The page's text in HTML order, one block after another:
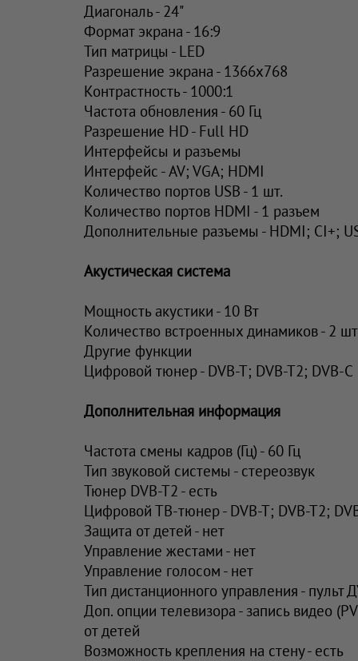
Диагональ - 24"
Формат экрана - 16:9
Тип матрицы - LED
Разрешение экрана - 1366х768
Контрастность - 1000:1
Частота обновления - 60 Гц
Разрешение HD - Full HD
Интерфейсы и разъемы
Интерфейс - AV; VGA; HDMI
Количество портов USB - 1 шт.
Количество портов HDMI - 1 разъем
Дополнительные разъемы - HDMI; CI+;
Акустическая система
Мощность акустики - 10 Вт
Количество встроенных динамиков - 2
Другие функции
Цифровой тюнер - DVB-T; DVB-T2; DVB-C
Дополнительная информация
Частота смены кадров (Гц) - 60 Гц
Тип звуковой системы - стереозвук
Тюнер DVB-T2 - есть
Цифровой ТВ-тюнер - DVB-T; DVB-T2;
Защита от детей - нет
Управление жестами - нет
Управление голосом - нет
Тип дистанционного управления - пульт
Доп. опции телевизора - запись видео
от детей
Возможность крепления на стену - есть